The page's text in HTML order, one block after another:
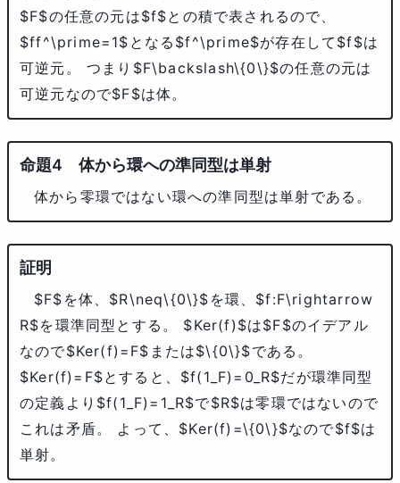
$F$の任意の元は$f$との積で表されるので、
$ff^\prime=1$ となる $f^\prime$が存在して $f$は
可逆元。 つまり $F\backslash\{0\}$の任意の元は
可逆元なので$F$は体。
体から環への準同型は単射
体から零環ではない環への準同型は単射である。
$F$ を体、 $R\neq\{0\}$ を環、 $f:F\rightarrow
R$を環準同型とする。 $Ker(f)$は$F$のイデアル
なので$Ker(f)=F$ または$\{0\}$である。
$Ker(f)=F$とすると、 $f(1_F)=0_R$だが環準同型
の定義より $f(1_F)=1_R$で$R$は零環ではないので
これは矛盾。 よって、 $Ker(f)=\{0\}$なので$f$は
単射。